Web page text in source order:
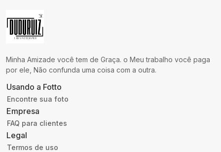
Minha Amizade você tem de Graça. o Meu trabalho você paga
por ele, Não confunda uma coisa com a outra.
Usando a Fotto
Encontre sua foto
Empresa
FAQ para clientes
Legal
Termos de uso